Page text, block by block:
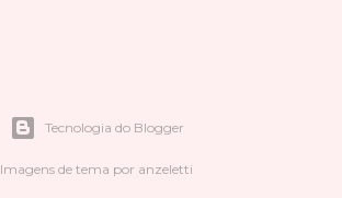
Tecnologia do Blogger
Imagens de tema por anzeletti